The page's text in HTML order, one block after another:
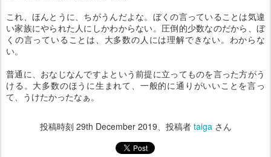
これ、ほんとうに、ちがうんだよな。ぼくの言っていることは気違
い家族にやられた人にしかわからない。圧倒的少数なのだから、ぼ
くの言っていることは、大多数の人には理解できない。わからな
い。
普通に、おなじなんですよという前提に立ってものを言った方がう
ける。大多数のほうに生まれて、一般的に通りがいいことを言っ
て、うけたかったなぁ。
投稿時刻 29th December 2019、投稿者 taigaさん